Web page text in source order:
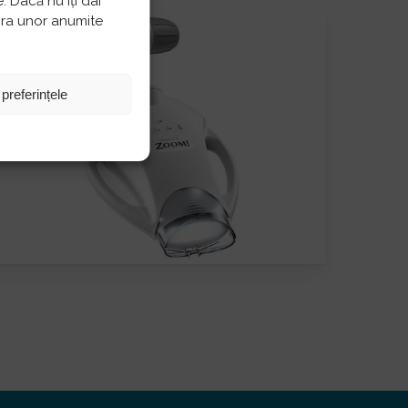
unor anumite